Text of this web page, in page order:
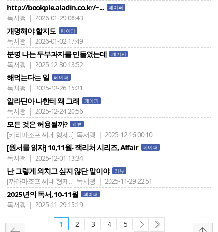
http://bookple.aladin.co.kr/~... 페이퍼
독서괭 | 2026-01-29 08:43
개명해야 할지도 페이퍼
독서괭 | 2026-01-02 17:49
분명 나는 두부과자를 만들었는데 페이퍼
독서괭 | 2025-12-30 13:52
해먹는다는 일 페이퍼
독서괭 | 2025-12-26 15:21
알라딘아 나한테 왜 그래 페이퍼
독서괭 | 2025-12-24 20:56
모든 것은 허용될까? 리뷰
[카라마조프 씨네 형제..] 독서괭 | 2025-12-16 00:10
[원서를 읽자] 10,11월- 잭리처 시리즈, Affair 페이퍼
독서괭 | 2025-12-01 13:34
난 그렇게 외치고 싶지 않단 말이야 리뷰
[까라마조프 씨네 형제..] 독서괭 | 2025-11-29 22:51
2025년의 독서, 10-11월 페이퍼
독서괭 | 2025-11-29 15:19
1 2 3 4 5